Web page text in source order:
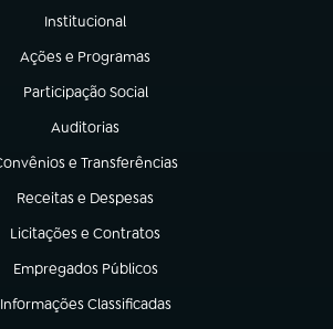
Institucional
(abre em nova aba)
Ações e Programas
(abre em nova aba)
Participação Social
(abre em nova aba)
Auditorias
(abre em nova aba)
e Transferências
em nova aba)
Receitas e Despesas
(abre em nova aba)
Licitações e Contratos
(abre em nova aba)
Empregados Públicos
(abre em nova aba)
Informações Classificadas
(abre em nova aba)